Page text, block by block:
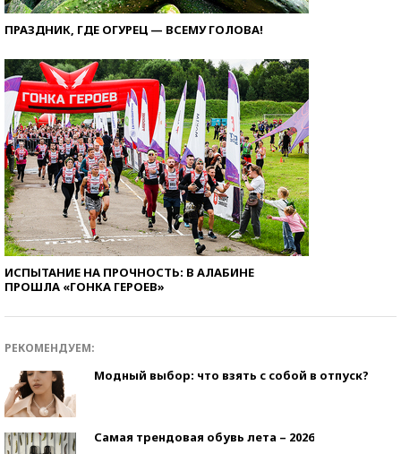
ПРАЗДНИК, ГДЕ ОГУРЕЦ — ВСЕМУ ГОЛОВА!
ИСПЫТАНИЕ НА ПРОЧНОСТЬ: В АЛАБИНЕ
ПРОШЛА «ГОНКА ГЕРОЕВ»
РЕКОМЕНДУЕМ:
Модный выбор: что взять с собой в отпуск?
Самая трендовая обувь лета – 2026